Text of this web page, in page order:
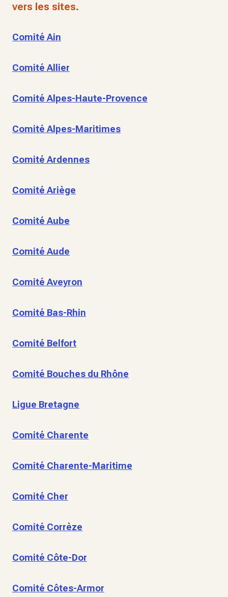
vers les sites.
Comité Ain
Comité Allier
Comité Alpes-Haute-Provence
Comité Alpes-Maritimes
Comité Ardennes
Comité Ariège
Comité Aube
Comité Aude
Comité Aveyron
Comité Bas-Rhin
Comité Belfort
Comité Bouches du Rhône
Ligue Bretagne
Comité Charente
Comité Charente-Maritime
Comité Cher
Comité Corrèze
Comité Côte-Dor
Comité Côtes-Armor